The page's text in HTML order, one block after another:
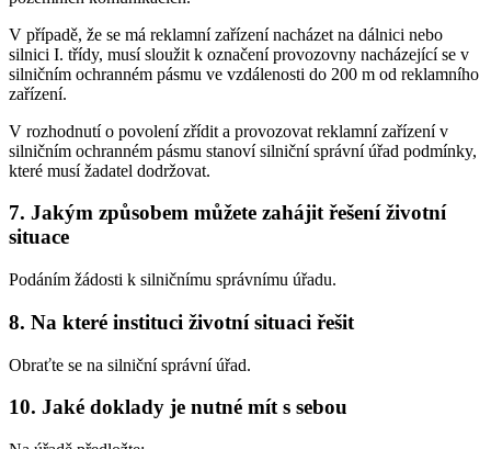
V případě, že se má reklamní zařízení nacházet na dálnici nebo
silnici I. třídy, musí sloužit k označení provozovny nacházející se v
silničním ochranném pásmu ve vzdálenosti do 200 m od reklamního
zařízení.
V rozhodnutí o povolení zřídit a provozovat reklamní zařízení v
silničním ochranném pásmu stanoví silniční správní úřad podmínky,
které musí žadatel dodržovat.
7. Jakým způsobem můžete zahájit řešení životní
situace
Podáním žádosti k silničnímu správnímu úřadu.
8. Na které instituci životní situaci řešit
Obraťte se na silniční správní úřad.
10. Jaké doklady je nutné mít s sebou